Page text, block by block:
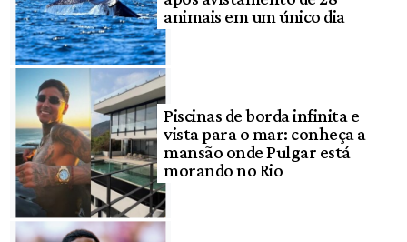
animais em um único dia
Piscinas de borda infinita e
vista para o mar: conheça a
mansão onde Pulgar está
morando no Rio